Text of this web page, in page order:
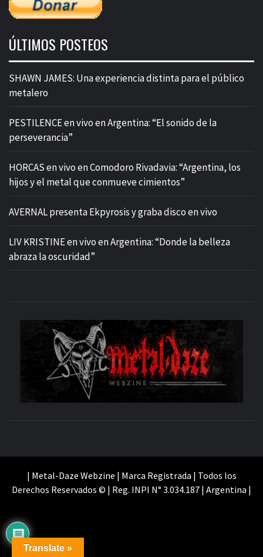
ÚLTIMOS POSTEOS
SHAWN JAMES: Una experiencia distinta para el público
metalero
PESTILENCE en vivo en Argentina: “El sonido de la
perseverancia”
HORCAS en vivo en Comodoro Rivadavia: “Argentina, los
hijos y el metal que conmueve cimientos”
AVERNAL presenta Ekpyrosis y graba disco en vivo
LIV KRISTINE en vivo en Argentina: “Donde la belleza
abraza la oscuridad”
| Metal-Daze Webzine | Marca Registrada | Todos los
Derechos Reservados © | Reg. INPI N° 3.034.187 | Argentina |
Translate »